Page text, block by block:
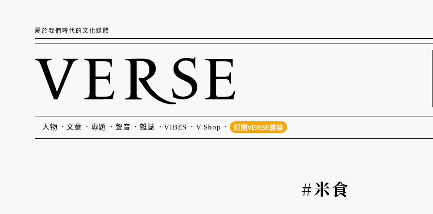
屬於我們時代的文化媒體
人物 文章 專題 聲音 雜誌 VIBES V Shop 訂閱VERSE雜誌
#米食